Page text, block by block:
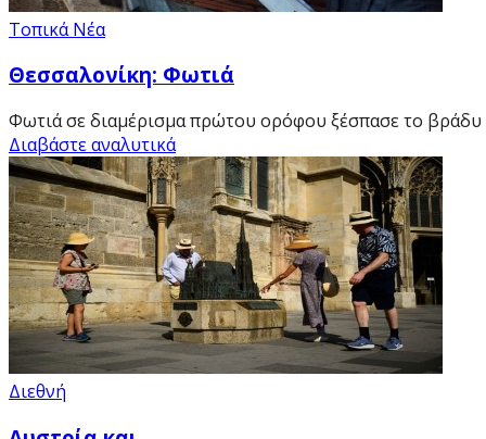
Τοπικά Νέα
Θεσσαλονίκη: Φωτιά
Φωτιά σε διαμέρισμα πρώτου ορόφου ξέσπασε το βράδυ
Διαβάστε αναλυτικά
Διεθνή